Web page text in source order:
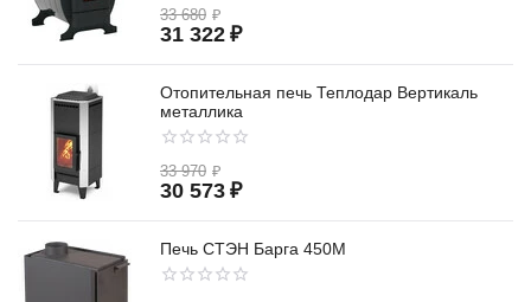
33 680 ₽
31 322 ₽
Отопительная печь Теплодар Вертикаль
металлика
33 970 ₽
30 573 ₽
Печь СТЭН Барга 450М